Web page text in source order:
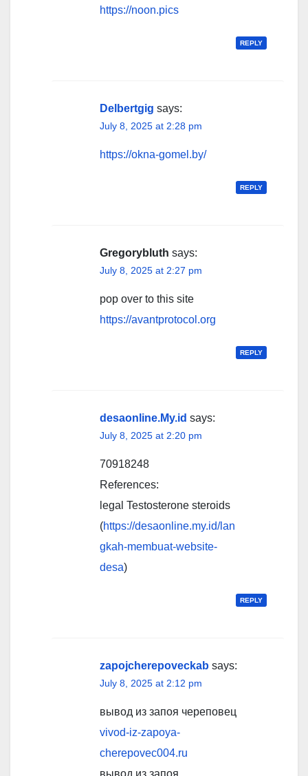
https://noon.pics
REPLY
Delbertgig says:
July 8, 2025 at 2:28 pm
https://okna-gomel.by/
REPLY
Gregorybluth says:
July 8, 2025 at 2:27 pm
pop over to this site
https://avantprotocol.org
REPLY
desaonline.My.id says:
July 8, 2025 at 2:20 pm
70918248
References:
legal Testosterone steroids
(https://desaonline.my.id/lan
gkah-membuat-website-
desa)
REPLY
zapojcherepoveckab says:
July 8, 2025 at 2:12 pm
вывод из запоя череповец
vivod-iz-zapoya-
cherepovec004.ru
вывод из запоя